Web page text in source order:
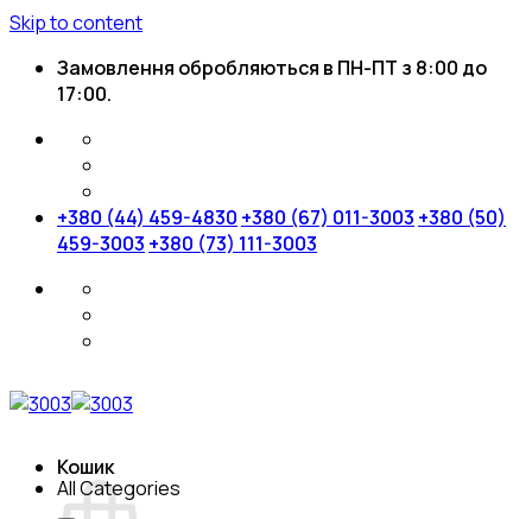
Skip to content
Замовлення обробляються в ПН-ПТ з 8:00 до
17:00.
+380 (44) 459-4830 +380 (67) 011-3003 +380 (50)
459-3003 +380 (73) 111-3003
Кошик
All Categories